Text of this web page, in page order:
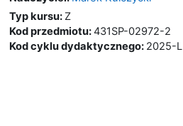
Typ kursu: Z
Kod przedmiotu:431SP-02972-2
Kod cyklu dydaktycznego: 2025-L